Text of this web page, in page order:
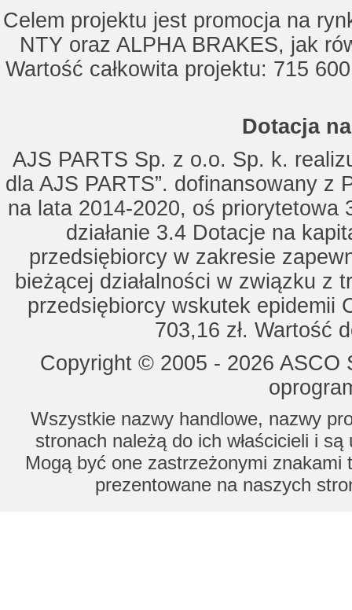
Celem projektu jest promocja na
NTY oraz ALPHA BRAKES, jak
Wartość całkowita projektu: 715
Dotacja
AJS PARTS Sp. z o.o. Sp. k.
dla AJS PARTS”. dofinansowany z
na lata 2014-2020, oś priorytetowa
działanie 3.4 Dotacje na
przedsiębiorcy w zakresie
bieżącej działalności w związku z
przedsiębiorcy wskutek epidemii
703,16 zł. Wartość
Copyright © 2005 - 2026
Wszystkie nazwy handlowe, nazwy
stronach należą do ich właścicieli i
Mogą być one zastrzeżonymi znakami
prezentowane na naszych